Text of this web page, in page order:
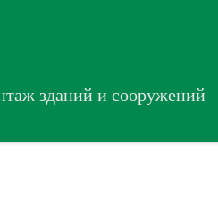
зданий и сооружений